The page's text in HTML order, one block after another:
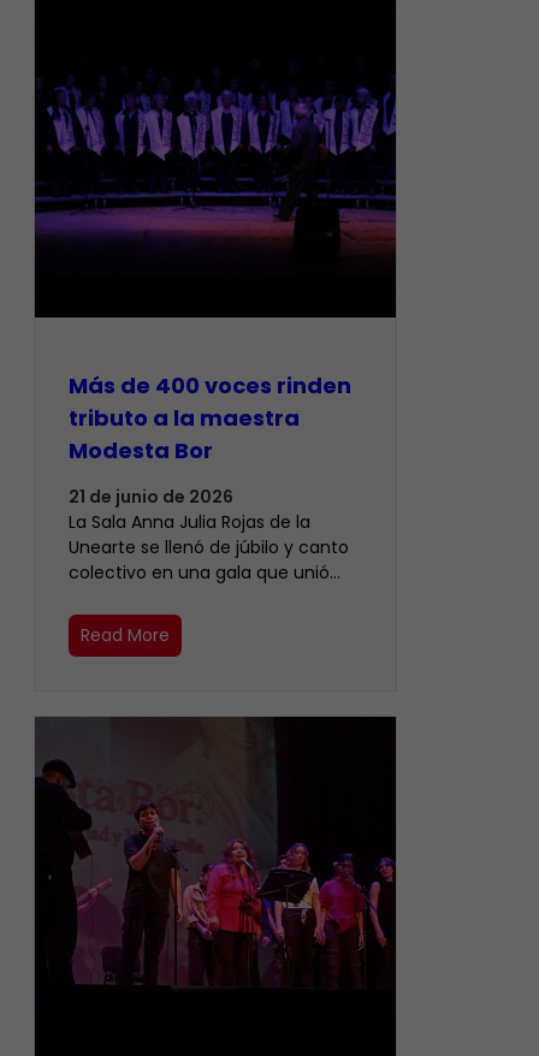
Más de 400 voces rinden
tributo a la maestra
Modesta Bor
21 de junio de 2026
​La Sala Anna Julia Rojas de la
Unearte se llenó de júbilo y canto
colectivo en una gala que unió…
Read More